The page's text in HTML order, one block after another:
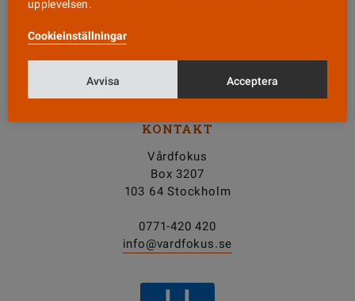
Tipsa oss!
KONTAKT
Vårdfokus
Box 3207
103 64 Stockholm
0771-420 420
info@vardfokus.se
upplevelsen.
Cookieinställningar
Avvisa Acceptera